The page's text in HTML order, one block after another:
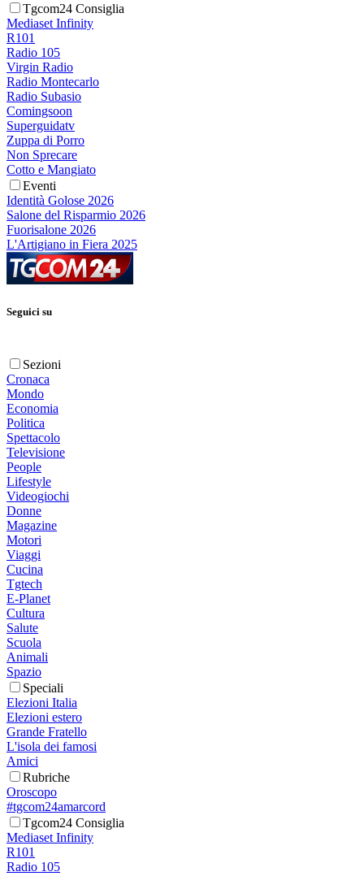
Tgcom24 Consiglia
Mediaset Infinity
R101
Radio 105
Virgin Radio
Radio Montecarlo
Radio Subasio
Comingsoon
Superguidatv
Zuppa di Porro
Non Sprecare
Cotto e Mangiato
Eventi
Identità Golose 2026
Salone del Risparmio 2026
Fuorisalone 2026
L'Artigiano in Fiera 2025
Seguici su
Sezioni
Cronaca
Mondo
Economia
Politica
Spettacolo
Televisione
People
Lifestyle
Videogiochi
Donne
Magazine
Motori
Viaggi
Cucina
Tgtech
E-Planet
Cultura
Salute
Scuola
Animali
Spazio
Speciali
Elezioni Italia
Elezioni estero
Grande Fratello
L'isola dei famosi
Amici
Rubriche
Oroscopo
#tgcom24amarcord
Tgcom24 Consiglia
Mediaset Infinity
R101
Radio 105